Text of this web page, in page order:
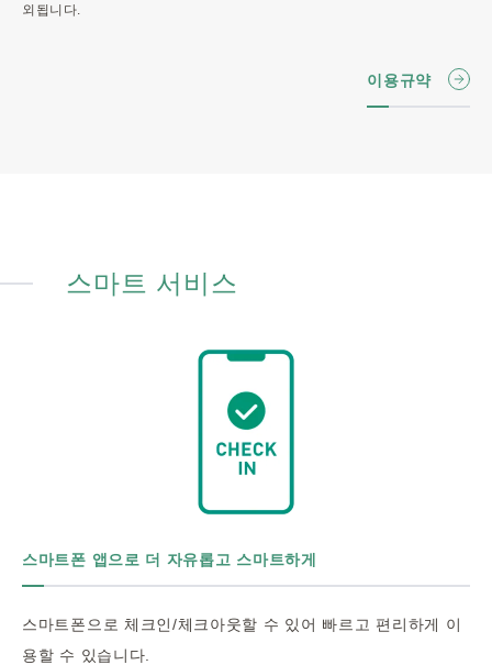
외됩니다.
이용규약
스마트 서비스
스마트폰 앱으로 더 자유롭고 스마트하게
스마트폰으로 체크인/체크아웃할 수 있어 빠르고 편리하게 이
용할 수 있습니다.